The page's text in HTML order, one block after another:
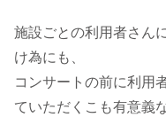
施設ごとの利用者さん
け為にも、
コンサートの前に利用
ていただくこも有意義